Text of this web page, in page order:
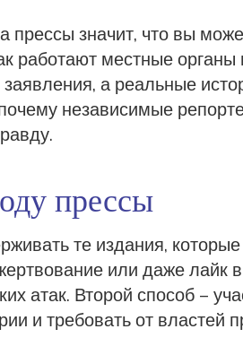
значит, что вы
работают местные
а реальные
независимые
прессы
те издания,
или даже лайк
атак. Второй способ –
и требовать от властей